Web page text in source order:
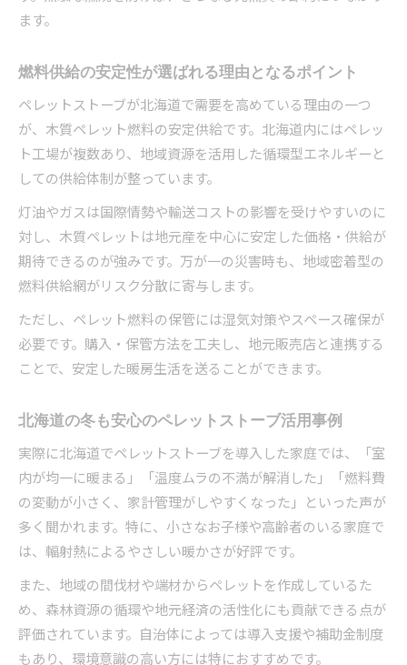
ます。
燃料供給の安定性が選ばれる理由となるポイント
ペレットストーブが北海道で需要を高めている理由の一つ
が、木質ペレット燃料の安定供給です。北海道内にはペレッ
ト工場が複数あり、地域資源を活用した循環型エネルギーと
しての供給体制が整っています。
灯油やガスは国際情勢や輸送コストの影響を受けやすいのに
対し、木質ペレットは地元産を中心に安定した価格・供給が
期待できるのが強みです。万が一の災害時も、地域密着型の
燃料供給網がリスク分散に寄与します。
ただし、ペレット燃料の保管には湿気対策やスペース確保が
必要です。購入・保管方法を工夫し、地元販売店と連携する
ことで、安定した暖房生活を送ることができます。
北海道の冬も安心のペレットストーブ活用事例
実際に北海道でペレットストーブを導入した家庭では、「室
内が均一に暖まる」「温度ムラの不満が解消した」「燃料費
の変動が小さく、家計管理がしやすくなった」といった声が
多く聞かれます。特に、小さなお子様や高齢者のいる家庭で
は、輻射熱によるやさしい暖かさが好評です。
また、地域の間伐材や端材からペレットを作成しているた
め、森林資源の循環や地元経済の活性化にも貢献できる点が
評価されています。自治体によっては導入支援や補助金制度
もあり、環境意識の高い方には特におすすめです。